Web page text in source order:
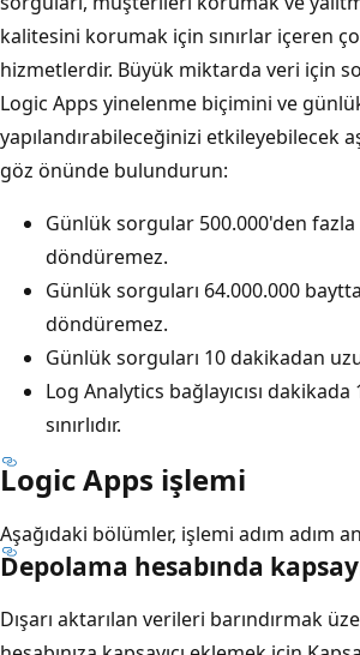
kalitesini korumak için sınırlar içeren
hizmetlerdir. Büyük miktarda veri için
Logic Apps yinelenme biçimini ve
yapılandırabileceğinizi etkileyebilecek
göz önünde bulundurun:
Günlük sorgular 500.000'den fazla
döndüremez.
Günlük sorguları 64.000.000
döndüremez.
Günlük sorguları 10 dakikadan
Log Analytics bağlayıcısı dakikada
sınırlıdır.
Logic Apps işlemi
Aşağıdaki bölümler, işlemi adım adım
Depolama hesabında
Dışarı aktarılan verileri barındırmak